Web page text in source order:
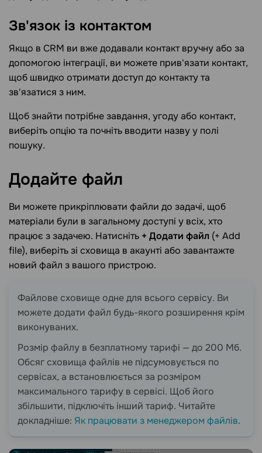
Зв'язок із контактом
Якщо в CRM ви вже додавали контакт вручну або за
допомогою інтеграції, ви можете прив'язати контакт,
щоб швидко отримати доступ до контакту та
зв'язатися з ним.
Щоб знайти потрібне завдання, угоду або контакт,
виберіть опцію та почніть вводити назву у полі
пошуку.
Додайте файл
Ви можете прикріплювати файли до задачі, щоб
матеріали були в загальному доступі у всіх, хто
працює з задачею. Натисніть + Додати файл (+ Add
file), виберіть зі сховища в акаунті або завантажте
новий файл з вашого пристрою.
Файлове сховище одне для всього сервісу. Ви
можете додати файл будь-якого розширення крім
виконуваних.
Розмір файлу в безплатному тарифі — до 200 Мб.
Обсяг сховища файлів не підсумовується по
сервісах, а встановлюється за розміром
максимального тарифу в сервісі. Щоб його
збільшити, підключіть інший тариф. Читайте
докладніше: Як працювати з менеджером файлів.